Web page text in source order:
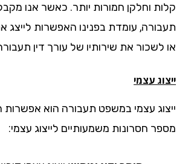
וחלקן חמורות יותר. כאשר אנו מקבלים
עומדת בפנינו האפשרות לייצג את
לשכור את שירותיו של עורך דין תעבורה.
עצמי
עצמי במשפט תעבורה הוא אפשרות
חסרונות משמעותיים לייצוג עצמי: